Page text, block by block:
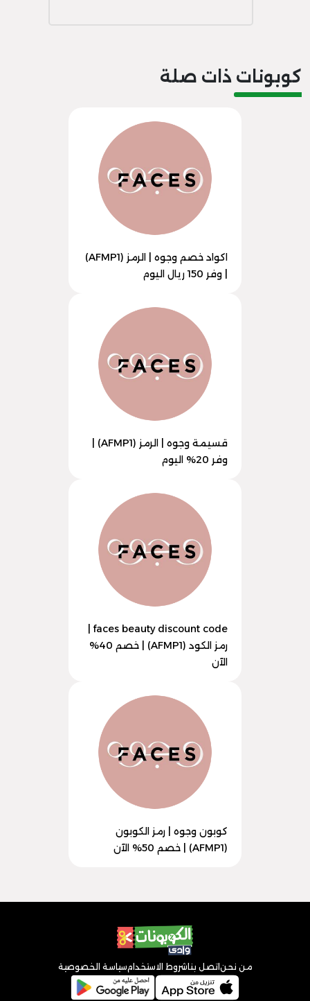
كوبونات ذات صلة
اكواد خصم وجوه | الرمز (AFMP1)
| وفر 150 ريال اليوم
قسيمة وجوه | الرمز (AFMP1) |
وفر 20% اليوم
رمز الكود (AFMP1) | خصم 40%
الآن
كوبون وجوه | رمز الكوبون
(AFMP1) | خصم 50% الآن
من نحن اتصل بنا شروط الاستخدامسياسة الخصوصية